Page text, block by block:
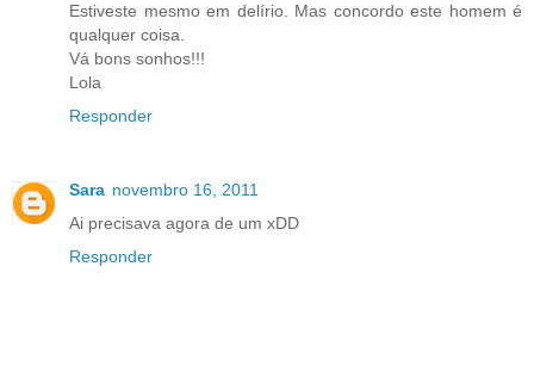
Estiveste mesmo em delírio. Mas concordo este homem é
qualquer coisa.
Vá bons sonhos!!!
Lola
Responder
Sara novembro 16, 2011
Ai precisava agora de um xDD
Responder